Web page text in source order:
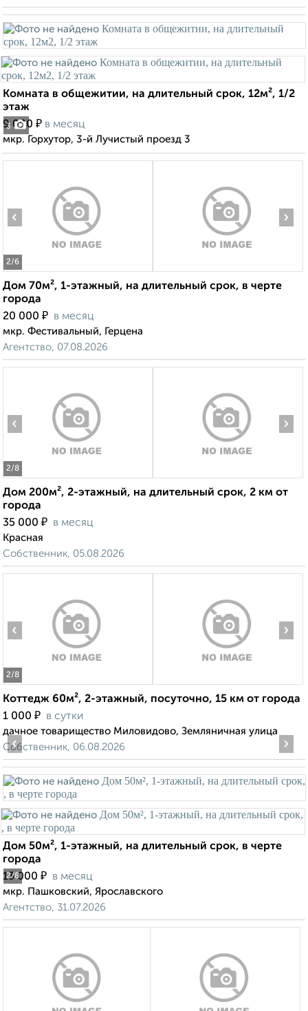
3
Комната в общежитии, на длительный срок, 12м², 1/2
этаж
9 000 ₽ в месяц
мкр. Горхутор, 3-й Лучистый проезд 3
2/6
‹ ›
Дом 70м², 1-этажный, на длительный срок, в черте
города
20 000 ₽ в месяц
мкр. Фестивальный, Герцена
Агентство, 07.08.2026
2/8
‹ ›
Дом 200м², 2-этажный, на длительный срок, 2 км от
города
35 000 ₽ в месяц
Красная
Собственник, 05.08.2026
2/8
‹ ›
Коттедж 60м², 2-этажный, посуточно, 15 км от города
1 000 ₽ в сутки
дачное товарищество Миловидово, Земляничная улица
Собственник, 06.08.2026
2/8
‹ ›
Дом 50м², 1-этажный, на длительный срок, в черте
города
13 000 ₽ в месяц
мкр. Пашковский, Ярославского
Агентство, 31.07.2026